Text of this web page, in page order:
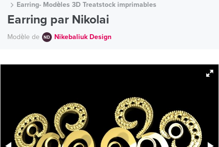
Earring- Modèles 3D Treatstock imprimables
Earring par Nikolai
Modèle de Nikebaliuk Design